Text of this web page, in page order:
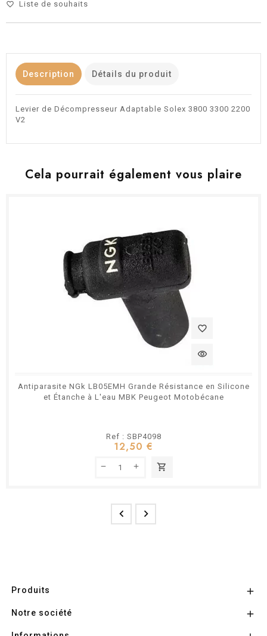
favorite_border Liste de souhaits
Description Détails du produit
Levier de Décompresseur Adaptable Solex 3800 3300 2200
V2
Cela pourrait également vous plaire
favorite_border
visibility
Antiparasite NGk LB05EMH Grande Résistance en Silicone
et Étanche à L'eau MBK Peugeot Motobécane
Ref : SBP4098
12,50 €
shopping_cart
 
Produits 
Notre société 